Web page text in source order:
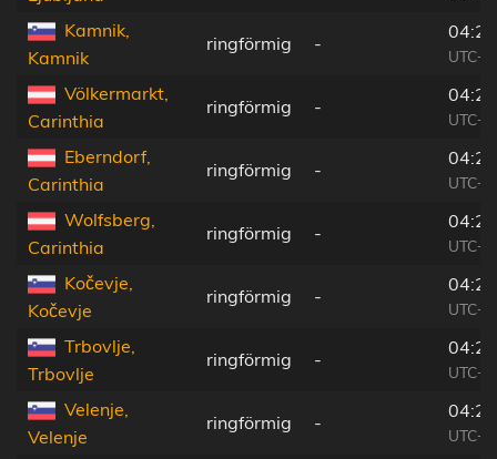
Kamnik,
Kamnik
ringförmig -
Völkermarkt,
Carinthia
ringförmig -
Eberndorf,
Carinthia
ringförmig -
Wolfsberg,
Carinthia
ringförmig -
Kočevje,
Kočevje
ringförmig -
Trbovlje,
Trbovlje
ringförmig -
Velenje,
Velenje
ringförmig -